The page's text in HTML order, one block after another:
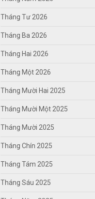
Tháng Tư 2026
Tháng Ba 2026
Tháng Hai 2026
Tháng Một 2026
Tháng Mười Hai 2025
Tháng Mười Một 2025
Tháng Mười 2025
Tháng Chín 2025
Tháng Tám 2025
Tháng Sáu 2025